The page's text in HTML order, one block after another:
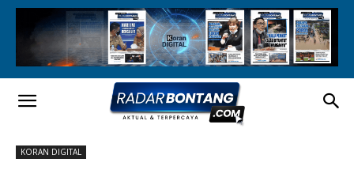
KORAN DIGITAL